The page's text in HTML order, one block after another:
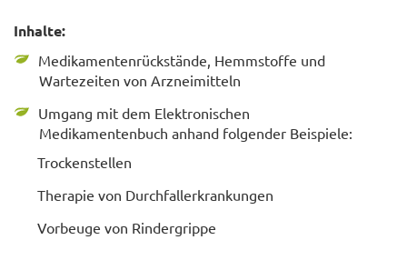
Inhalte:
Medikamentenrückstände, Hemmstoffe und
Wartezeiten von Arzneimitteln
Umgang mit dem Elektronischen
Medikamentenbuch anhand folgender Beispiele:
Trockenstellen
Therapie von Durchfallerkrankungen
Vorbeuge von Rindergrippe